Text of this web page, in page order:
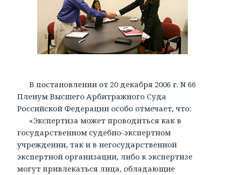
В постановлении от 20 декабря 2006 г. N 66
Пленум Высшего Арбитражного Суда
Российской Федерации особо отмечает, что:
«Экспертиза может проводиться как в
государственном судебно-экспертном
учреждении, так и в негосударственной
экспертной организации, либо к экспертизе
могут привлекаться лица, обладающие